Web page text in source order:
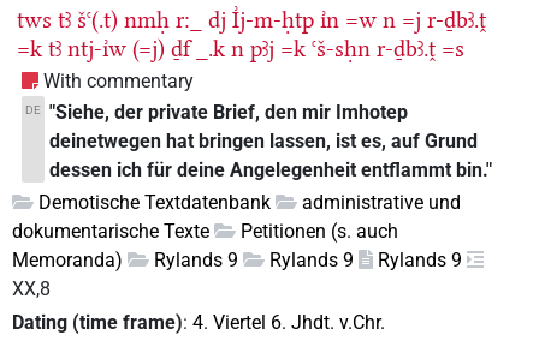
tws tꜣ šꜥ(.t) nmḥ r:_ dj I͗j-m-ḥtp ı͗n =w n =j r-ḏbꜣ.ṱ
=k tꜣ ntj-ı͗w (=j) ḏf _.k n pꜣj =k ꜥš-sḥn r-ḏbꜣ.ṱ =s
With commentary
DE "Siehe, der private Brief, den mir Imhotep
deinetwegen hat bringen lassen, ist es, auf Grund
dessen ich für deine Angelegenheit entflammt bin."
Demotische Textdatenbank
administrative und
dokumentarische Texte
Petitionen (s. auch
Memoranda)
Rylands 9 Rylands 9
Rylands 9
XX,8
Dating (time frame): 4. Viertel 6. Jhdt. v.Chr.